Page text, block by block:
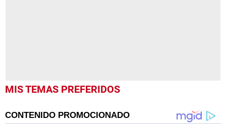
MIS TEMAS PREFERIDOS